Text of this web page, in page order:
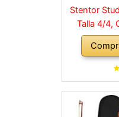
Stentor
Talla 4/4,